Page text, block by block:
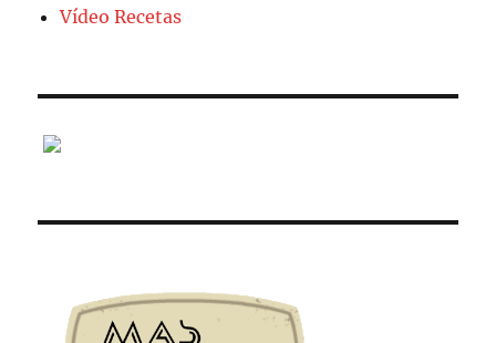
Vídeo Recetas